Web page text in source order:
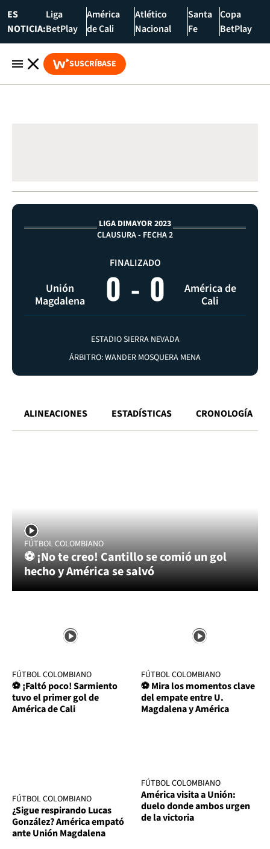
ES
NOTICIA:
Liga
BetPlay
América
de Cali
Atlético
Nacional
Santa
Fe
Copa
BetPlay
SUSCRÍBASE
LIGA DIMAYOR 2023
CLAUSURA - FECHA 2
Unión
Magdalena
FINALIZADO
0 - 0
América de
Cali
ESTADIO SIERRA NEVADA
ÁRBITRO: WANDER MOSQUERA MENA
ALINEACIONES ESTADÍSTICAS CRONOLOGÍA
FÚTBOL COLOMBIANO
⚽ ¡No te creo! Cantillo se comió un gol
hecho y América se salvó
FÚTBOL COLOMBIANO
⚽ ¡Faltó poco! Sarmiento
tuvo el primer gol de
América de Cali
FÚTBOL COLOMBIANO
⚽ Mira los momentos clave
del empate entre U.
Magdalena y América
FÚTBOL COLOMBIANO
¿Sigue respirando Lucas
González? América empató
ante Unión Magdalena
FÚTBOL COLOMBIANO
América visita a Unión:
duelo donde ambos urgen
de la victoria